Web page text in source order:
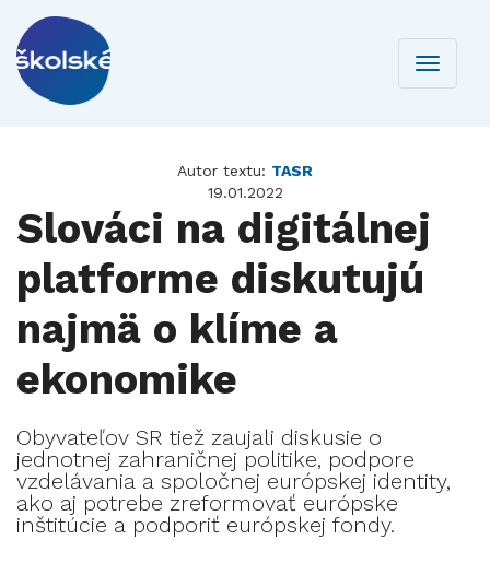
Toggle
Autor textu: TASR
19.01.2022
Slováci na digitálnej
platforme diskutujú
najmä o klíme a
ekonomike
Obyvateľov SR tiež zaujali diskusie o
jednotnej zahraničnej politike, podpore
vzdelávania a spoločnej európskej identity,
ako aj potrebe zreformovať európske
inštitúcie a podporiť európskej fondy.